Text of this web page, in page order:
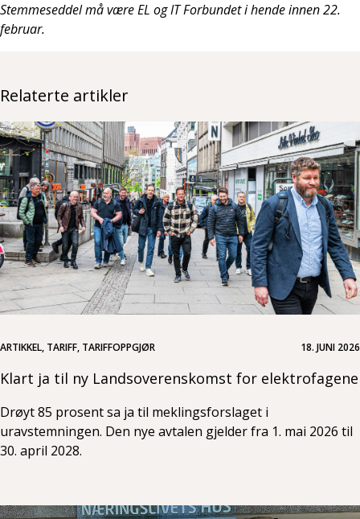
Stemmeseddel må være EL og IT Forbundet i hende innen 22.
februar.
Relaterte artikler
ARTIKKEL, TARIFF, TARIFFOPPGJØR 18. JUNI 2026
Klart ja til ny Landsoverenskomst for elektrofagene
Drøyt 85 prosent sa ja til meklingsforslaget i
uravstemningen. Den nye avtalen gjelder fra 1. mai 2026 til
30. april 2028.